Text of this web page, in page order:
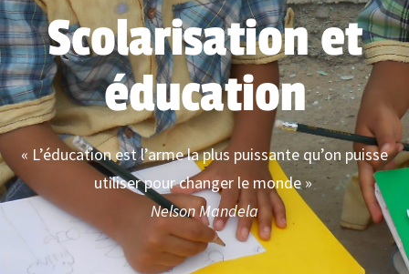
Scolarisation et
éducation
« L’éducation est l’arme la plus puissante qu’on puisse
utiliser pour changer le monde »
Nelson Mandela